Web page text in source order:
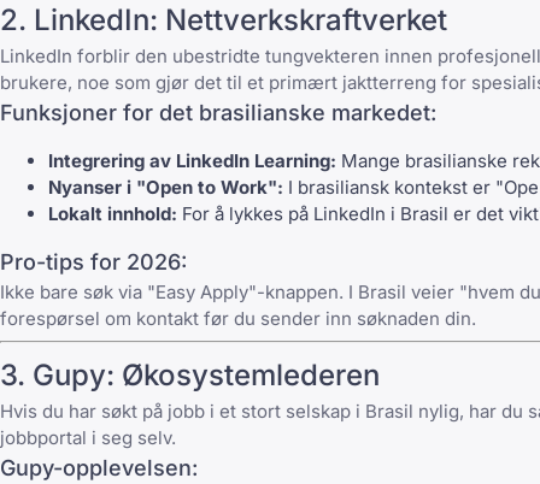
2. LinkedIn: Nettverkskraftverket
LinkedIn forblir den ubestridte tungvekteren innen
brukere, noe som gjør det til et primært jaktterreng for
Funksjoner for det brasilianske markedet:
Integrering av LinkedIn Learning: Mange brasilianske
Nyanser i "Open to Work": I brasiliansk kontekst er
Lokalt innhold: For å lykkes på LinkedIn i Brasil er det
Pro-tips for 2026:
Ikke bare søk via "Easy Apply"-knappen. I Brasil veier "hvem
forespørsel om kontakt før du sender inn søknaden din.
3. Gupy: Økosystemlederen
Hvis du har søkt på jobb i et stort selskap i Brasil nylig, har du
jobbportal i seg selv.
Gupy-opplevelsen: